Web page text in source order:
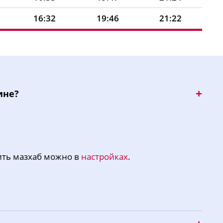
16:32 19:46
21:22
19:35
мазхаб можно в настройках.